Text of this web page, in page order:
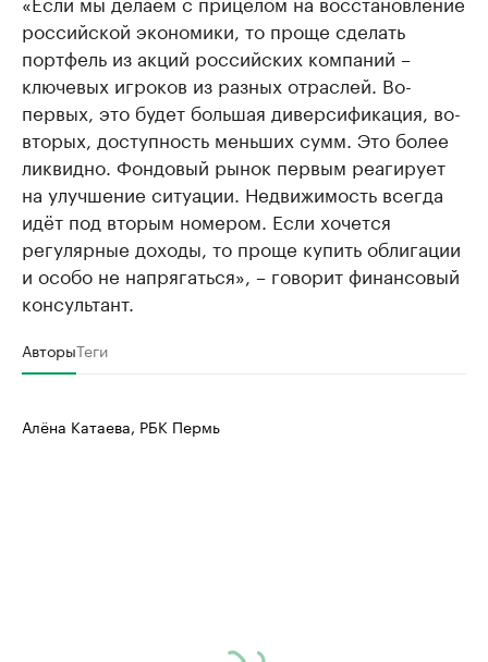
российской экономики, то проще сделать
портфель из акций российских компаний –
ключевых игроков из разных отраслей. Во-
первых, это будет большая диверсификация, во-
вторых, доступность меньших сумм. Это более
ликвидно. Фондовый рынок первым реагирует
на улучшение ситуации. Недвижимость всегда
идёт под вторым номером. Если хочется
регулярные доходы, то проще купить облигации
и особо не напрягаться», – говорит финансовый
консультант.
АвторыТеги
Алёна Катаева, РБК Пермь